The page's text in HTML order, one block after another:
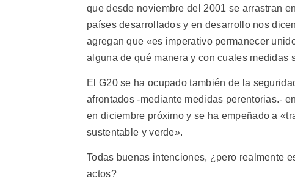
que desde noviembre del 2001 se arrastran
países desarrollados y en desarrollo nos
agregan que «es imperativo permanecer
alguna de qué manera y con cuales medidas
El G20 se ha ocupado también de la
afrontados -mediante medidas perentorias.-
en diciembre próximo y se ha empeñado a
sustentable y verde».
Todas buenas intenciones, ¿pero realmente
actos?